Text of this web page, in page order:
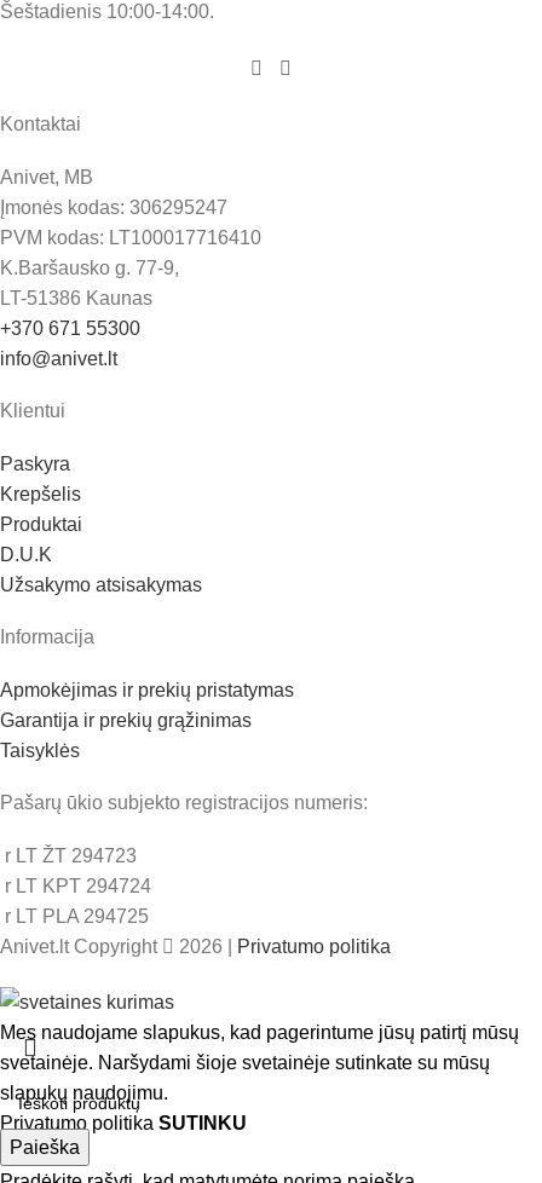
Šeštadienis 10:00-14:00.
Kontaktai
Anivet, MB
Įmonės kodas: 306295247
PVM kodas: LT100017716410
K.Baršausko g. 77-9,
LT-51386 Kaunas
+370 671 55300
info@anivet.lt
Klientui
Paskyra
Krepšelis
Produktai
D.U.K
Užsakymo atsisakymas
Informacija
Apmokėjimas ir prekių pristatymas
Garantija ir prekių grąžinimas
Taisyklės
Pašarų ūkio subjekto registracijos numeris:
r LT ŽT 294723
r LT KPT 294724
r LT PLA 294725
Anivet.lt Copyright
2026 | Privatumo politika
Paieška
Mes naudojame slapukus, kad pagerintume jūsų patirtį mūsų
svetainėje. Naršydami šioje svetainėje sutinkate su mūsų
slapukų naudojimu.
Privatumo politika SUTINKU